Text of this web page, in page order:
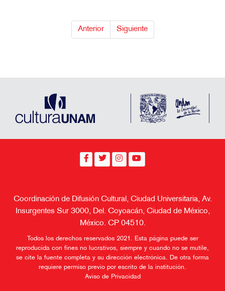
Anterior Siguiente
Coordinación de Difusión Cultural, Ciudad Universitaria, Av.
Insurgentes Sur 3000, Del. Coyoacán, Ciudad de México,
México. CP 04510.
Todos los derechos reservados 2021. Esta página puede ser
reproducida con fines no lucrativos, siempre y cuando no se mutile,
se cite la fuente completa y su dirección electrónica. De otra forma
requiere permiso previo por escrito de la institución.
Aviso de Privacidad